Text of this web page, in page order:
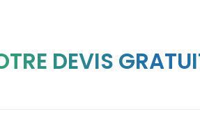
DEVIS